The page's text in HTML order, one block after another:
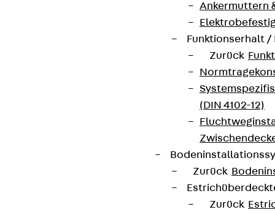
Ankermuttern
Funktionserhalt
Zurück
(DIN 4102-12)
Zurück
Zurück